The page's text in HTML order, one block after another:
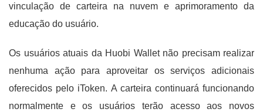
vinculação de carteira na nuvem e aprimoramento da
educação do usuário.
Os usuários atuais da Huobi Wallet não precisam realizar
nenhuma ação para aproveitar os serviços adicionais
oferecidos pelo iToken. A carteira continuará funcionando
normalmente e os usuários terão acesso aos novos